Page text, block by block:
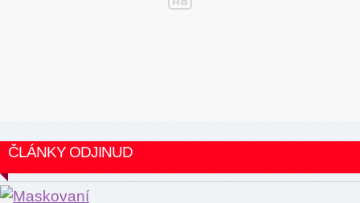
ČLÁNKY ODJINUD